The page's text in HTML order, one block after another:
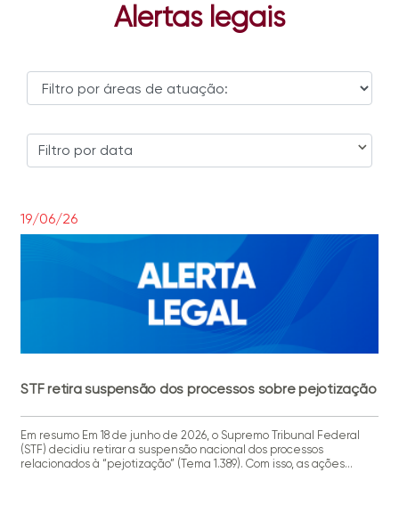
Alertas legais
Filtro por data
19/06/26
STF retira suspensão dos processos sobre pejotização
Em resumo Em 18 de junho de 2026, o Supremo Tribunal Federal
(STF) decidiu retirar a suspensão nacional dos processos
relacionados à “pejotização” (Tema 1.389). Com isso, as ações